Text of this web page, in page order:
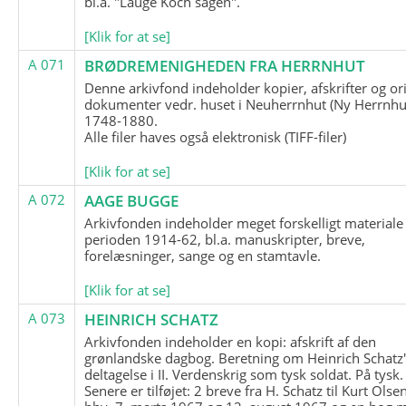
[Klik for at se]
A 071
BRØDREMENIGHEDEN FRA HERRNHUT
Denne arkivfond indeholder kopier, afskrifter og
dokumenter vedr. huset i Neuherrnhut (Ny
1748-1880.
Alle filer haves også elektronisk (TIFF-filer)
[Klik for at se]
A 072
AAGE BUGGE
Arkivfonden indeholder meget forskelligt
perioden 1914-62, bl.a. manuskripter, breve,
forelæsninger, sange og en stamtavle.
[Klik for at se]
A 073
HEINRICH SCHATZ
Arkivfonden indeholder en kopi: afskrift af den
grønlandske dagbog. Beretning om Heinrich Schatz'
deltagelse i II. Verdenskrig som tysk soldat. På tysk.
Senere er tilføjet: 2 breve fra H. Schatz til Kurt